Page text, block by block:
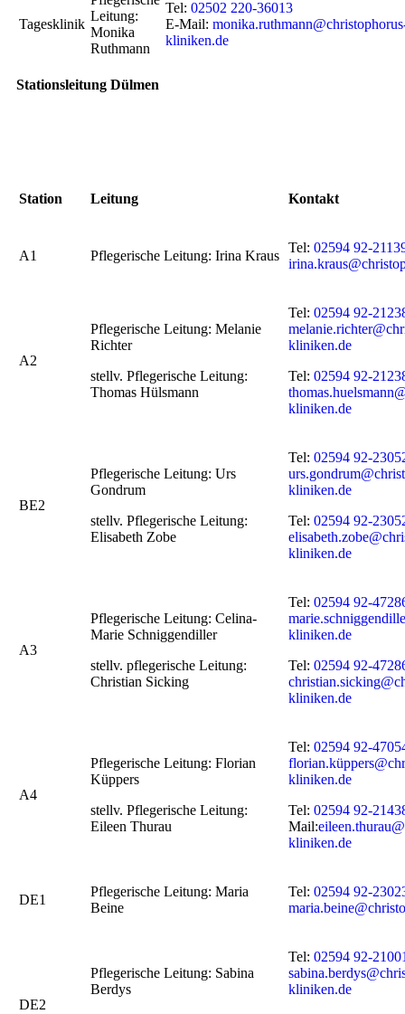
Tagesklinik
Leitung:
Monika
Ruthmann
Tel: 02502 220-36013
E-Mail:
kliniken.de
Stationsleitung Dülmen
Station Leitung Kontakt
A1 Pflegerische Leitung: Irina Kraus
Tel: 02594 92-
A2
Pflegerische Leitung: Melanie
Richter
stellv. Pflegerische Leitung:
Thomas Hülsmann
Tel: 02594 92-
kliniken.de
Tel: 02594 92-
kliniken.de
BE2
Pflegerische Leitung: Urs
Gondrum
stellv. Pflegerische Leitung:
Elisabeth Zobe
Tel: 02594 92-
kliniken.de
Tel: 02594 92-
kliniken.de
A3
Pflegerische Leitung: Celina-
Marie Schniggendiller
stellv. pflegerische Leitung:
Christian Sicking
Tel: 02594 92-
kliniken.de
Tel: 02594 92-
kliniken.de
A4
Pflegerische Leitung: Florian
Küppers
stellv. Pflegerische Leitung:
Eileen Thurau
Tel: 02594 92-
kliniken.de
Tel: 02594 92-
Mail:
kliniken.de
DE1
Pflegerische Leitung: Maria
Beine
Tel: 02594 92-
DE2
Pflegerische Leitung: Sabina
Berdys
Tel: 02594 92-
kliniken.de